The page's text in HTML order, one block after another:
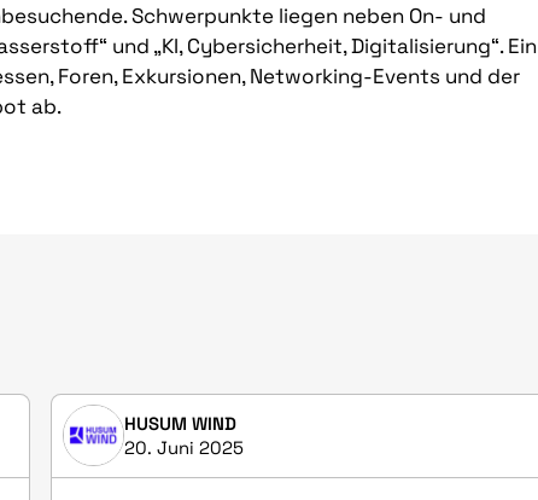
Schwerpunkte liegen neben On- und
und „KI, Cybersicherheit, Digitalisierung“. Ein
Foren, Exkursionen, Networking-Events und der
ab.
HUSUM WIND
20. Juni 2025